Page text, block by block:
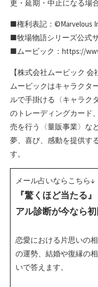
更・延期・中止になる場
■権利表記：©Marvelous
■牧場物語シリーズ公式
■ムービック：https://
【株式会社ムービック 会
ムービックはキャラクタ
ルで手掛ける〈キャラク
のトレーディングカード
売を行う〈量販事業〉な
夢、喜び、感動を提供す
す。
メール占いならこちら↓
『驚くほど当たる
アル診断が今なら
恋愛における片思いの
の運勢、結婚や復縁の
いで答えます。